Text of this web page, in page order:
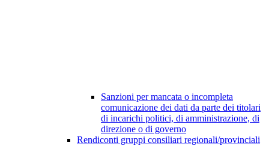
Sanzioni per mancata o incompleta
comunicazione dei dati da parte dei titolari
di incarichi politici, di amministrazione, di
direzione o di governo
Rendiconti gruppi consiliari regionali/provinciali